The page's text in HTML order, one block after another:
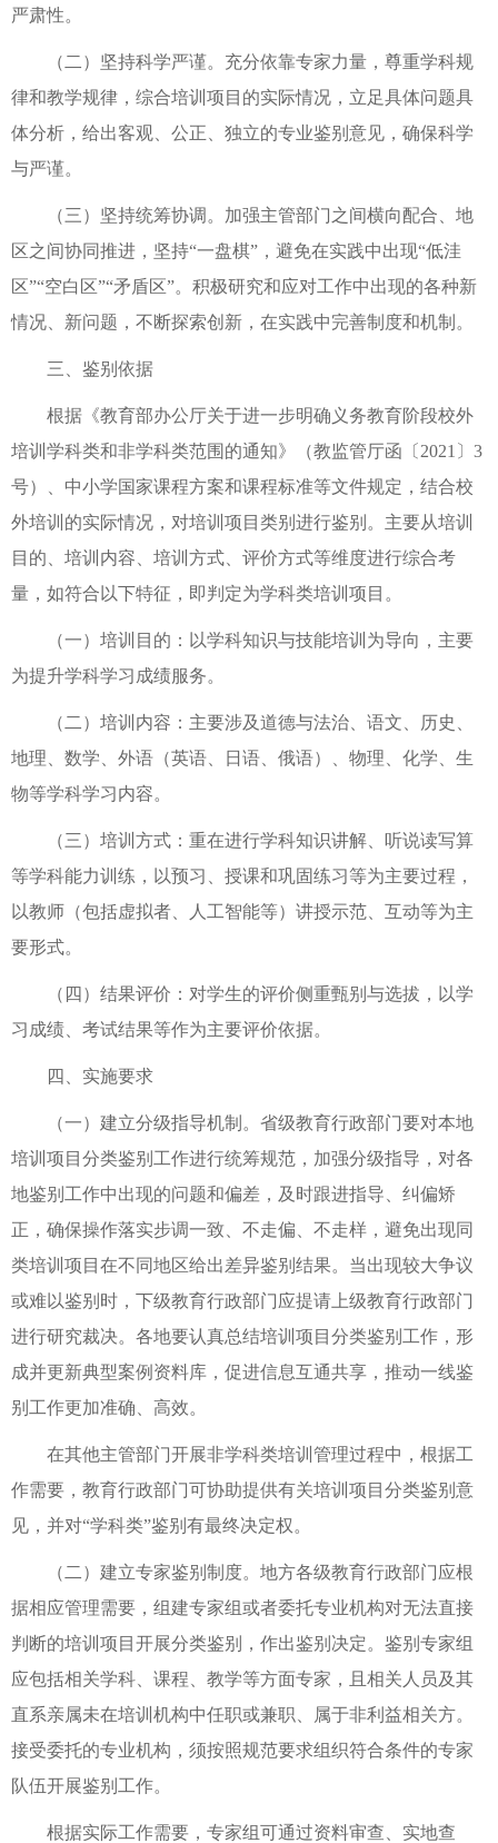
严肃性。
（二）坚持科学严谨。充分依靠专家力量，尊重学科规
律和教学规律，综合培训项目的实际情况，立足具体问题具
体分析，给出客观、公正、独立的专业鉴别意见，确保科学
与严谨。
（三）坚持统筹协调。加强主管部门之间横向配合、地
区之间协同推进，坚持“一盘棋”，避免在实践中出现“低洼
区”“空白区”“矛盾区”。积极研究和应对工作中出现的各种新
情况、新问题，不断探索创新，在实践中完善制度和机制。
三、鉴别依据
根据《教育部办公厅关于进一步明确义务教育阶段校外
培训学科类和非学科类范围的通知》（教监管厅函〔2021〕3
号）、中小学国家课程方案和课程标准等文件规定，结合校
外培训的实际情况，对培训项目类别进行鉴别。主要从培训
目的、培训内容、培训方式、评价方式等维度进行综合考
量，如符合以下特征，即判定为学科类培训项目。
（一）培训目的：以学科知识与技能培训为导向，主要
为提升学科学习成绩服务。
（二）培训内容：主要涉及道德与法治、语文、历史、
地理、数学、外语（英语、日语、俄语）、物理、化学、生
物等学科学习内容。
（三）培训方式：重在进行学科知识讲解、听说读写算
等学科能力训练，以预习、授课和巩固练习等为主要过程，
以教师（包括虚拟者、人工智能等）讲授示范、互动等为主
要形式。
（四）结果评价：对学生的评价侧重甄别与选拔，以学
习成绩、考试结果等作为主要评价依据。
四、实施要求
（一）建立分级指导机制。省级教育行政部门要对本地
培训项目分类鉴别工作进行统筹规范，加强分级指导，对各
地鉴别工作中出现的问题和偏差，及时跟进指导、纠偏矫
正，确保操作落实步调一致、不走偏、不走样，避免出现同
类培训项目在不同地区给出差异鉴别结果。当出现较大争议
或难以鉴别时，下级教育行政部门应提请上级教育行政部门
进行研究裁决。各地要认真总结培训项目分类鉴别工作，形
成并更新典型案例资料库，促进信息互通共享，推动一线鉴
别工作更加准确、高效。
在其他主管部门开展非学科类培训管理过程中，根据工
作需要，教育行政部门可协助提供有关培训项目分类鉴别意
见，并对“学科类”鉴别有最终决定权。
（二）建立专家鉴别制度。地方各级教育行政部门应根
据相应管理需要，组建专家组或者委托专业机构对无法直接
判断的培训项目开展分类鉴别，作出鉴别决定。鉴别专家组
应包括相关学科、课程、教学等方面专家，且相关人员及其
直系亲属未在培训机构中任职或兼职、属于非利益相关方。
接受委托的专业机构，须按照规范要求组织符合条件的专家
队伍开展鉴别工作。
根据实际工作需要，专家组可通过资料审查、实地查